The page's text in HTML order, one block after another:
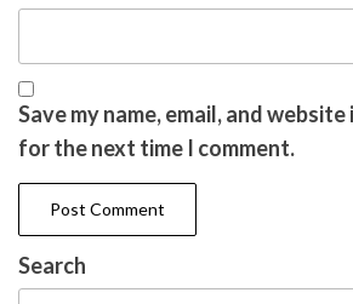
Save my name, email, and
for the next time I comment.
Search